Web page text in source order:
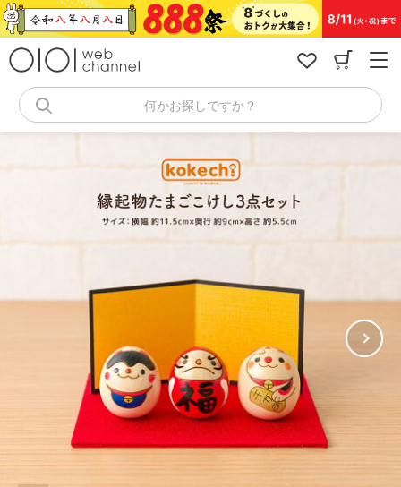
コ
ン
キ
何かお探しですか？